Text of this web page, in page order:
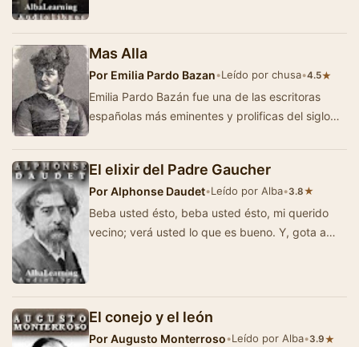
Mas Alla
Por Emilia Pardo Bazan•Leído por chusa•4.5★
Emilia Pardo Bazán fue una de las escritoras
españolas más eminentes y prolificas del siglo
El elixir del Padre Gaucher
PorAlphonse Daudet•Leído por Alba•3.8★
Beba usted ésto, beba usted ésto, mi querido
vecino; verá usted lo que es bueno. Y, gota a
El conejo y el león
PorAugusto Monterroso•Leído por Alba•3.9★